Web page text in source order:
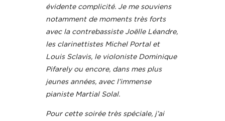
évidente complicité. Je me souviens
notamment de moments très forts
avec la contrebassiste Joëlle Léandre,
les clarinettistes Michel Portal et
Louis Sclavis, le violoniste Dominique
Pifarely ou encore, dans mes plus
jeunes années, avec l’immense
pianiste Martial Solal.
Pour cette soirée très spéciale, j’ai